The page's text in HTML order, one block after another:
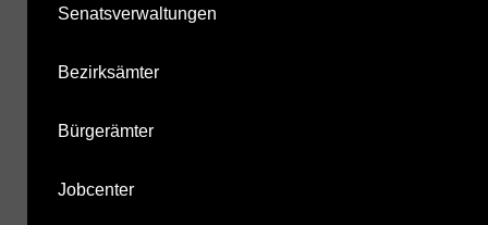
Senatsverwaltungen
Bezirksämter
Bürgerämter
Jobcenter